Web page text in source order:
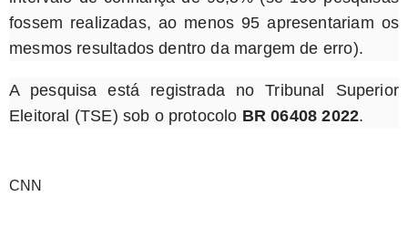
fossem realizadas, ao menos 95 apresentariam os
mesmos resultados dentro da margem de erro).
A pesquisa está registrada no Tribunal Superior
Eleitoral (TSE) sob o protocolo BR 06408 2022.
CNN